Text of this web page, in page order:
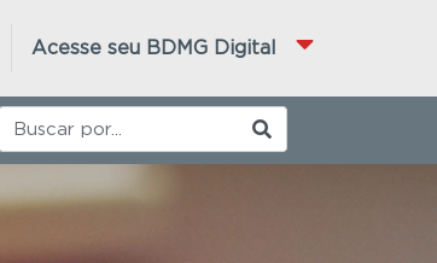
Acesse seu BDMG Digital